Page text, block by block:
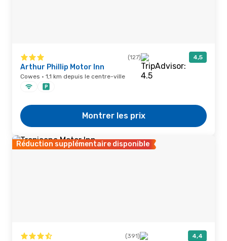
(127) 4,5
Arthur Phillip Motor Inn
Cowes · 1,1 km depuis le centre-ville
Montrer les prix
Réduction supplémentaire disponible
(391) 4,4